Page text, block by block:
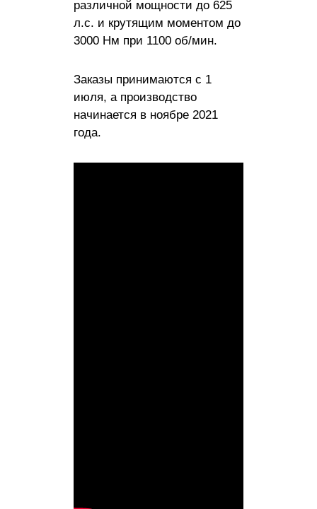
различной мощности до 625
л.с. и крутящим моментом до
3000 Нм при 1100 об/мин.
Заказы принимаются с 1
июля, а производство
начинается в ноябре 2021
года.